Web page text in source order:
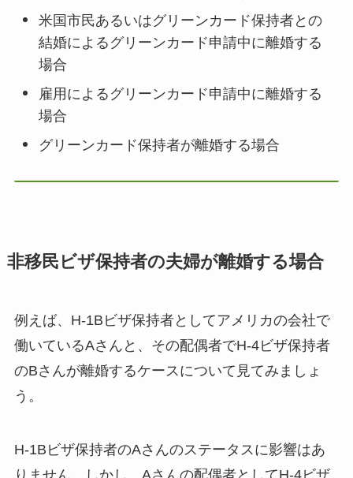
米国市民あるいはグリーンカード保持者との
結婚によるグリーンカード申請中に離婚する
場合
雇用によるグリーンカード申請中に離婚する
場合
グリーンカード保持者が離婚する場合
非移民ビザ保持者の夫婦が離婚する場合
例えば、H-1Bビザ保持者としてアメリカの会社で
働いているAさんと、その配偶者でH-4ビザ保持者
のBさんが離婚するケースについて見てみましょ
う。
H-1Bビザ保持者のAさんのステータスに影響はあ
りません。しかし、Aさんの配偶者としてH-4ビザ